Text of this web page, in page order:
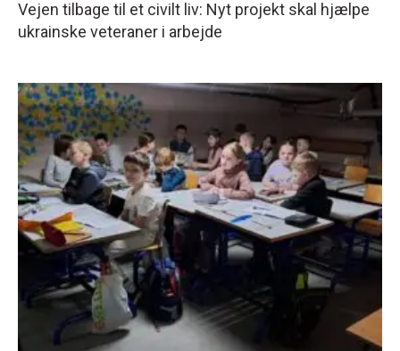
Vejen tilbage til et civilt liv: Nyt projekt skal hjælpe
ukrainske veteraner i arbejde